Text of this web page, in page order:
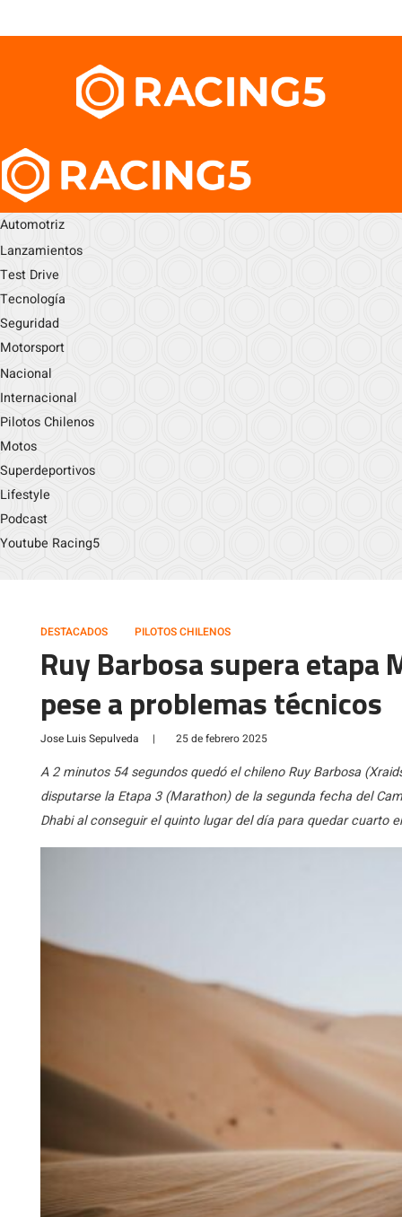
Automotriz
Lanzamientos
Test Drive
Tecnología
Seguridad
Motorsport
Nacional
Internacional
Pilotos Chilenos
Motos
Superdeportivos
Lifestyle
Podcast
Youtube Racing5
DESTACADOS PILOTOS CHILENOS
Ruy Barbosa supera etapa
pese a problemas técnicos
Jose Luis Sepulveda | 25 de febrero 2025
A 2 minutos 54 segundos quedó el chileno Ruy Barbosa
disputarse la Etapa 3 (Marathon) de la segunda fecha del
Dhabi al conseguir el quinto lugar del día para quedar cuarto